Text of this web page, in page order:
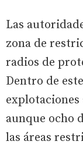
Las
zona de
radios de
Dentro de
explotaciones
aunque ocho
las áreas